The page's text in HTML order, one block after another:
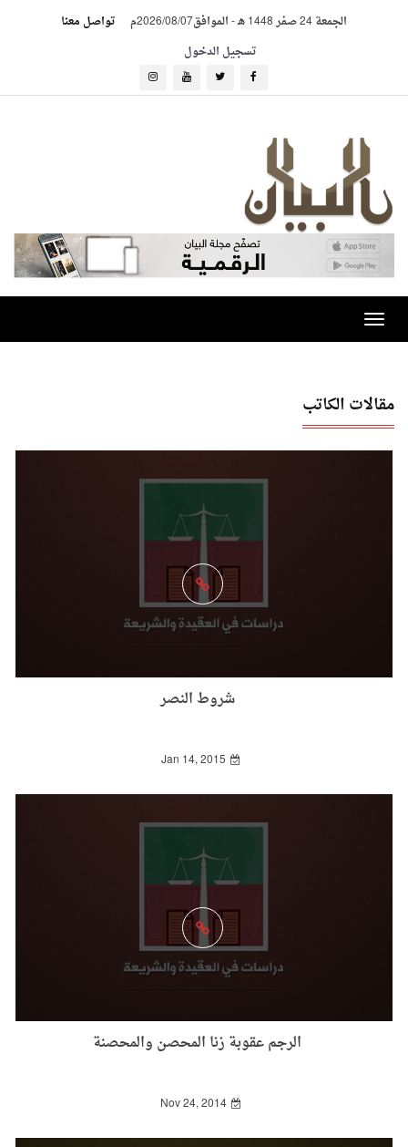
الجمعة 24 صفر 1448 هـ -الموافق2026/08/07م
تواصل معنا
تسجيل الدخول
Toggle
navigation
مقالات الكاتب
شروط النصر
Jan 14, 2015
الرجم عقوبة زنا المحصن والمحصنة
Nov 24, 2014